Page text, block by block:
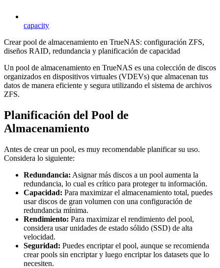
capacity
Crear pool de almacenamiento en TrueNAS: configuración ZFS,
diseños RAID, redundancia y planificación de capacidad
Un pool de almacenamiento en TrueNAS es una colección de discos
organizados en dispositivos virtuales (VDEVs) que almacenan tus
datos de manera eficiente y segura utilizando el sistema de archivos
ZFS.
Planificación del Pool de
Almacenamiento
Antes de crear un pool, es muy recomendable planificar su uso.
Considera lo siguiente:
Redundancia: Asignar más discos a un pool aumenta la
redundancia, lo cual es crítico para proteger tu información.
Capacidad: Para maximizar el almacenamiento total, puedes
usar discos de gran volumen con una configuración de
redundancia mínima.
Rendimiento: Para maximizar el rendimiento del pool,
considera usar unidades de estado sólido (SSD) de alta
velocidad.
Seguridad: Puedes encriptar el pool, aunque se recomienda
crear pools sin encriptar y luego encriptar los datasets que lo
necesiten.